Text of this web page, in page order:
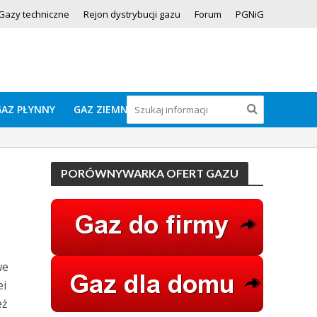
techniczne Rejon dystrybucji gazu Forum PGNiG
PŁYNNY GAZ ZIEMNY
PORÓWNYWARKA OFERT GAZU